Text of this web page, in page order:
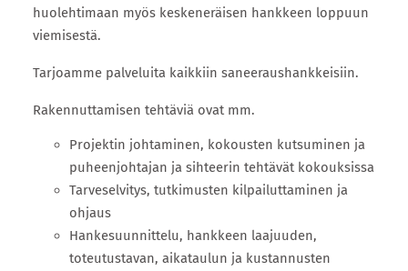
huolehtimaan myös keskeneräisen hankkeen loppuun
viemisestä.
Tarjoamme palveluita kaikkiin saneeraushankkeisiin.
Rakennuttamisen tehtäviä ovat mm.
Projektin johtaminen, kokousten kutsuminen ja
puheenjohtajan ja sihteerin tehtävät kokouksissa
Tarveselvitys, tutkimusten kilpailuttaminen ja
ohjaus
Hankesuunnittelu, hankkeen laajuuden,
toteutustavan, aikataulun ja kustannusten